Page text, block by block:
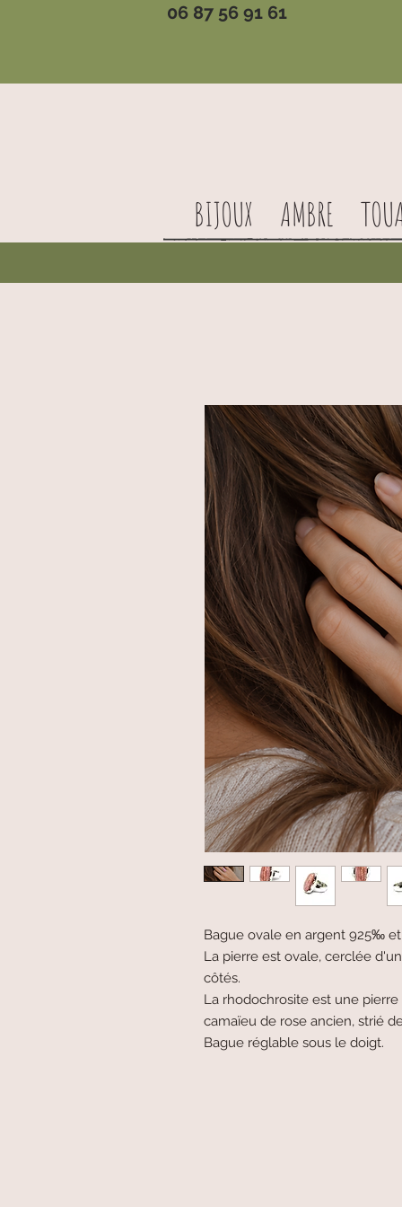
06 87 56 91 61
BIJOUX AMBRE
Bague ovale en argent 925‰
La pierre est ovale, cerclée
côtés.
La rhodochrosite est une
camaïeu de rose ancien, strié
Bague réglable sous le doigt.